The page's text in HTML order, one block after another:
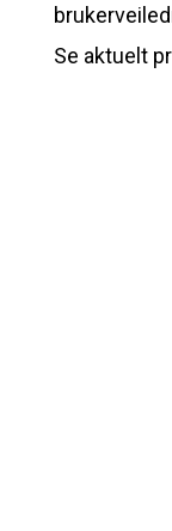
Se aktuelt